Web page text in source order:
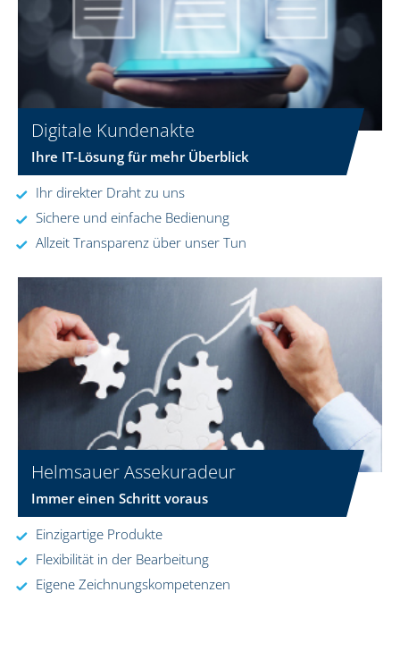
Digitale Kundenakte
Ihre IT-Lösung für mehr Überblick
Ihr direkter Draht zu uns
Sichere und einfache Bedienung
Allzeit Transparenz über unser Tun
Helmsauer Assekuradeur
Immer einen Schritt voraus
Einzigartige Produkte
Flexibilität in der Bearbeitung
Eigene Zeichnungskompetenzen